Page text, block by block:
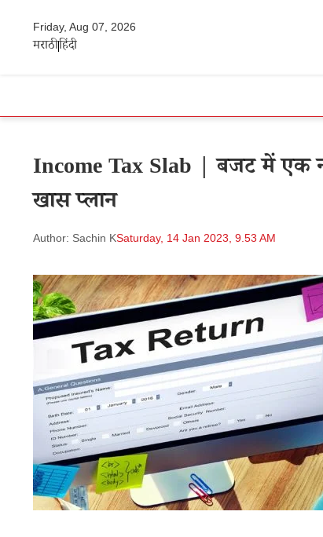
Friday, Aug 07, 2026
मराठीहिंदी
Income Tax Slab | बजट में एक
खास प्लान
Author: Sachin KSaturday, 14 Jan 2023, 9.53 AM